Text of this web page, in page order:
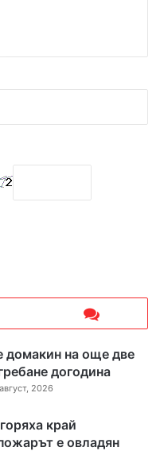
домакин на още две
догодина
2026
край
е овладян